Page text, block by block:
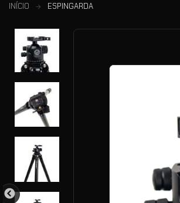
INÍCIO ESPINGARDA